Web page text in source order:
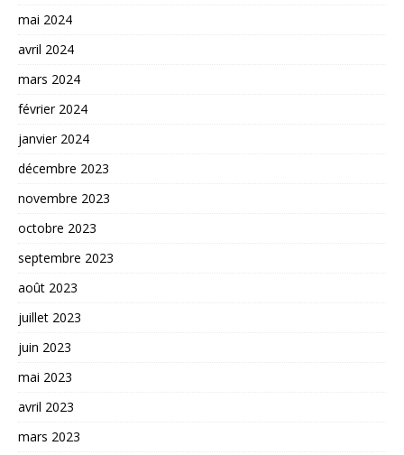
mai 2024
avril 2024
mars 2024
février 2024
janvier 2024
décembre 2023
novembre 2023
octobre 2023
septembre 2023
août 2023
juillet 2023
juin 2023
mai 2023
avril 2023
mars 2023